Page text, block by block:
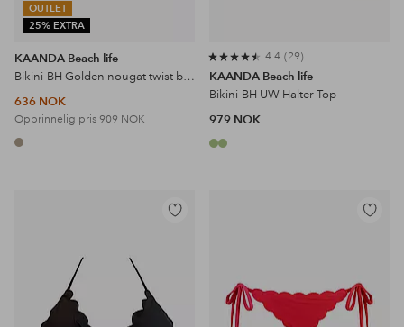
OUTLET
25% EXTRA
KAANDA Beach life
Bikini-BH Golden nougat twist bandeau top
636 NOK
Opprinnelig pris 909 NOK
4.4 29
KAANDA Beach life
Bikini-BH UW Halter Top
979 NOK
Legg
Legg